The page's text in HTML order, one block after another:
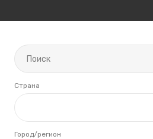
Страна
Город/регион